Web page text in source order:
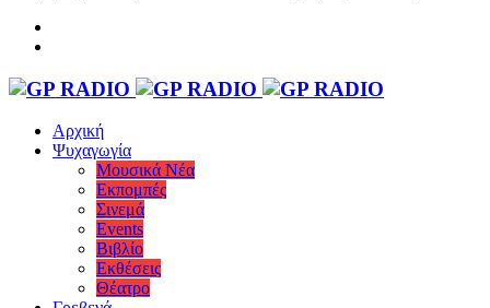
Αρχική
Ψυχαγωγία
Μουσικά Νέα
Εκπομπές
Σινεμά
Events
Βιβλίο
Εκθέσεις
Θέατρο